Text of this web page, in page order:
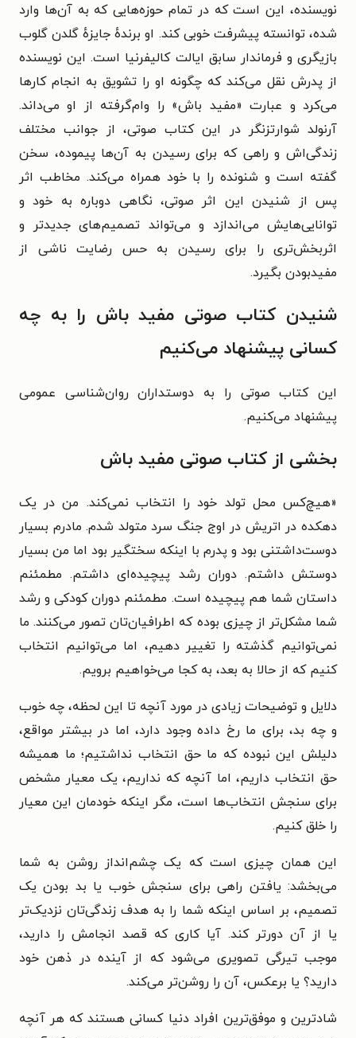
نویسنده، این است که در تمام حوزه‌هایی که به آن‌ها وارد
شده، توانسته پیشرفت خوبی کند. او برندهٔ جایزهٔ گلدن گلوب
بازیگری و فرماندار سابق ایالت کالیفرنیا است. این نویسنده
از پدرش نقل می‌کند که چگونه او را تشویق به انجام کارها
می‌کرد و عبارت «مفید باش» را وام‌گرفته از او می‌داند.
آرنولد شوارتزنگر در این کتاب صوتی، از جوانب مختلف
زندگی‌اش و راهی که برای رسیدن به آن‌ها پیموده، سخن
گفته است و شنونده را با خود همراه می‌کند. مخاطب اثر
پس از شنیدن این اثر صوتی، نگاهی دوباره به خود و
توانایی‌هایش می‌اندازد و می‌تواند تصمیم‌های جدیدتر و
اثربخش‌تری را برای رسیدن به حس رضایت ناشی از
مفیدبودن بگیرد.
شنیدن کتاب صوتی مفید باش را به چه
کسانی پیشنهاد می‌کنیم
این کتاب صوتی را به دوستداران روان‌شناسی عمومی
پیشنهاد می‌کنیم.
بخشی از کتاب صوتی مفید باش
«هیچ‌کس محل تولد خود را انتخاب نمی‌کند. من در یک
دهکده در اتریش در اوج جنگ سرد متولد شدم. مادرم بسیار
دوست‌داشتنی بود و پدرم با اینکه سختگیر بود اما من بسیار
دوستش داشتم. دوران رشد پیچیده‌ای داشتم. مطمئنم
داستان شما هم پیچیده است. مطمئنم دوران کودکی و رشد
شما مشکل‌تر از چیزی بوده که اطرافیان‌تان تصور می‌کنند. ما
نمی‌توانیم گذشته را تغییر دهیم، اما می‌توانیم انتخاب
کنیم که از حالا به بعد، به کجا می‌خواهیم برویم.
دلایل و توضیحات زیادی در مورد آنچه تا این لحظه، چه خوب
و چه بد، برای ما رخ داده وجود دارد، اما در بیشتر مواقع،
دلیلش این نبوده که ما حق انتخاب نداشتیم؛ ما همیشه
حق انتخاب داریم، اما آنچه که نداریم، یک معیار مشخص
برای سنجش انتخاب‌ها است، مگر اینکه خودمان این معیار
را خلق کنیم.
این همان چیزی است که یک چشم‌انداز روشن به شما
می‌بخشد: یافتن راهی برای سنجش خوب یا بد بودن یک
تصمیم، بر اساس اینکه شما را به هدف زندگی‌تان نزدیک‌تر
یا از آن دورتر کند. آیا کاری که قصد انجامش را دارید،
موجب تیرگی تصویری می‌شود که از آینده در ذهن خود
دارید؟ یا برعکس، آن را روشن‌تر می‌کند.
شادترین و موفق‌ترین افراد دنیا کسانی هستند که هر آنچه